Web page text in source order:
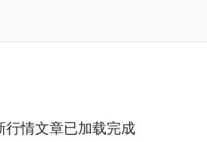
行情文章已加载完成